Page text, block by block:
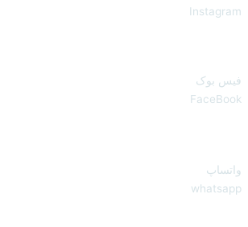
Instagram
فیس بوک
FaceBook
واتساپ
whatsapp